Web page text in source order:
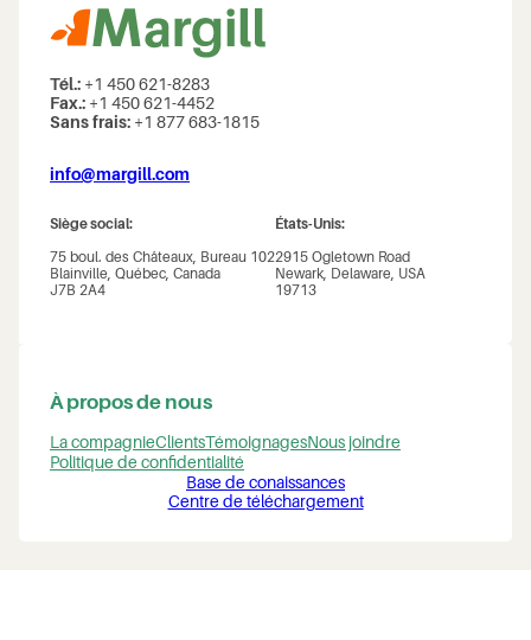
Tél.: +1 450 621-8283
Fax.: +1 450 621-4452
Sans frais: +1 877 683-1815
info@margill.com
Siège social:
75 boul. des Châteaux, Bureau 102
Blainville, Québec, Canada
J7B 2A4
États-Unis:
2915 Ogletown Road
Newark, Delaware, USA
19713
À propos de nous
La compagnieClientsTémoignagesNous joindre
Politique de confidentialité
Base de conaissances
Centre de téléchargement